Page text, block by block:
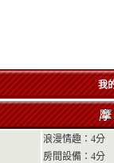
我
浪漫情趣：4分
房間設備：4分